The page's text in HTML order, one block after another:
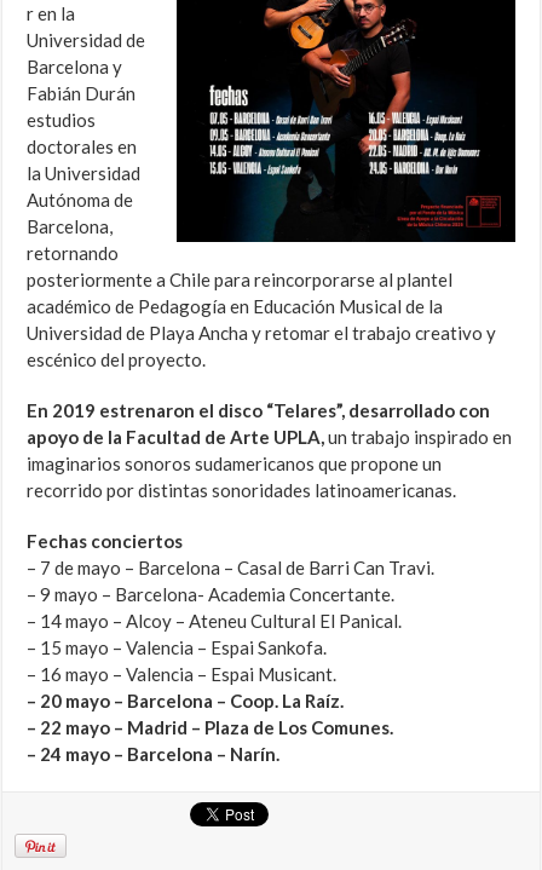
r en la
Universidad de
Barcelona y
Fabián Durán
estudios
doctorales en
la Universidad
Autónoma de
Barcelona,
retornando
posteriormente a Chile para reincorporarse al plantel
académico de Pedagogía en Educación Musical de la
Universidad de Playa Ancha y retomar el trabajo creativo y
escénico del proyecto.
En 2019 estrenaron el disco “Telares”, desarrollado con
apoyo de la Facultad de Arte UPLA,un trabajo inspirado en
imaginarios sonoros sudamericanos que propone un
recorrido por distintas sonoridades latinoamericanas.
Fechas conciertos
– 7 de mayo – Barcelona – Casal de Barri Can Travi.
– 9 mayo – Barcelona- Academia Concertante.
– 14 mayo – Alcoy – Ateneu Cultural El Panical.
– 15 mayo – Valencia – Espai Sankofa.
– 16 mayo – Valencia – Espai Musicant.
– 20 mayo – Barcelona – Coop. La Raíz.
– 22 mayo – Madrid – Plaza de Los Comunes.
– 24 mayo – Barcelona – Narín.